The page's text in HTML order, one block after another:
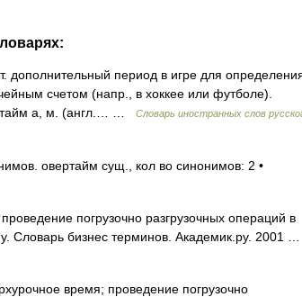
дополнительный период в игре для
счетом (напр., в хоккее или футболе).
а, м. (англ.… …
Словарь иностранных слов
овертайм сущ., кол во синонимов: 2 •
погрузочно разгрузочных операций в
Словарь бизнес терминов. Академик.ру. 2001 …
время; проведение погрузочно